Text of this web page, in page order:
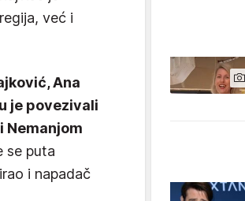
već i
Ana
je povezivali
Nemanjom
se puta
i napadač